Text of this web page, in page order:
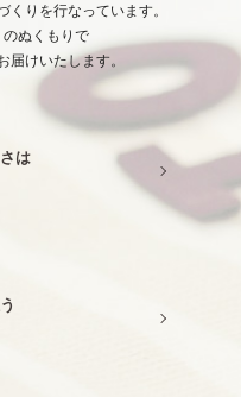
くりを行なっています。
ぬくもりで
届けいたします。
は